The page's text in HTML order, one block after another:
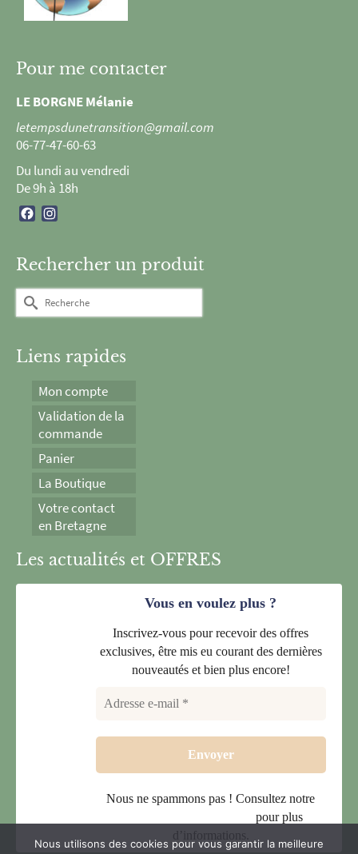
Pour me contacter
LE BORGNE Mélanie
letempsdunetransition@gmail.com
06-77-47-60-63
Du lundi au vendredi
De 9h à 18h
Facebook
Rechercher un produit
Rechercher :
Liens rapides
Mon compte
Validation de la
commande
Panier
La Boutique
Votre contact
en Bretagne
Les actualités et OFFRES
Vous en voulez plus ?
Inscrivez-vous pour recevoir des offres
exclusives, être mis eu courant des dernières
nouveautés et bien plus encore!
Nous ne spammons pas ! Consultez notre
pour plus
d’informations.
Nous utilisons des cookies pour vous garantir la meilleure